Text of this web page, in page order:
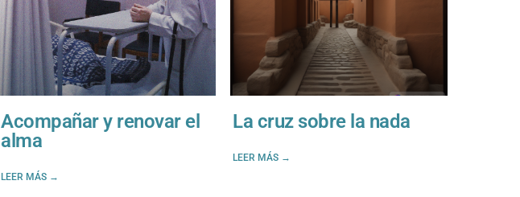
Acompañar y renovar el
alma
LEER MÁS →
La cruz sobre la nada
LEER MÁS →